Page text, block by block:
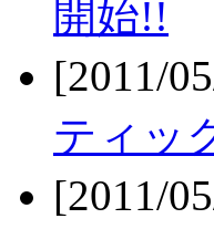
開始!!
[2011/
ティッ
[2011/